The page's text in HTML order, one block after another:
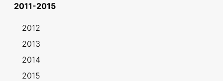
2011-2015
2012
2013
2014
2015